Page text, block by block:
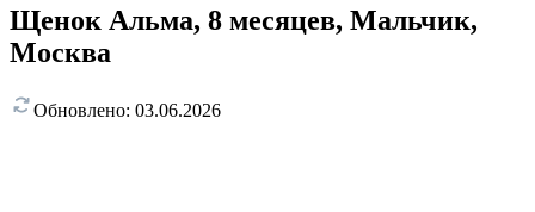
Щенок Альма, 8 месяцев, Мальчик,
Москва
Обновлено: 03.06.2026